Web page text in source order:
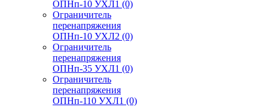
ОПНп-10 УХЛ1 (0)
Ограничитель
перенапряжения
ОПНп-10 УХЛ2 (0)
Ограничитель
перенапряжения
ОПНп-35 УХЛ1 (0)
Ограничитель
перенапряжения
ОПНп-110 УХЛ1 (0)